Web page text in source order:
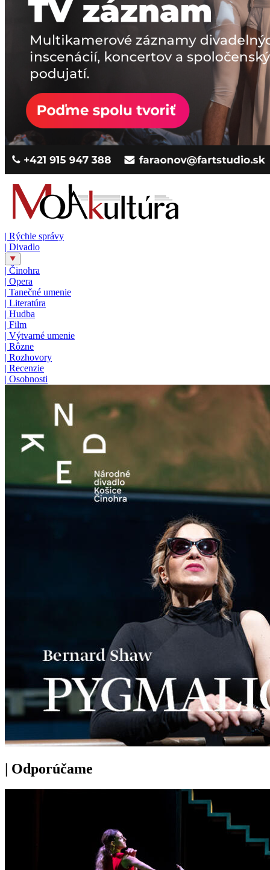
| Rýchle správy
| Divadlo
| Činohra
| Opera
| Tanečné umenie
| Literatúra
| Hudba
| Film
| Výtvarné umenie
| Rôzne
| Rozhovory
| Recenzie
| Osobnosti
| Odporúčame